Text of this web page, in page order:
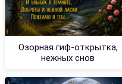
Озорная гиф-открытка,
нежных снов